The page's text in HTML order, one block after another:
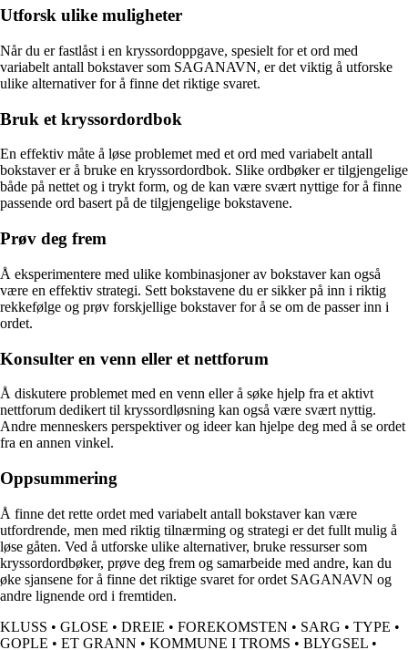
Utforsk ulike muligheter
Når du er fastlåst i en kryssordoppgave, spesielt for et ord med
variabelt antall bokstaver som SAGANAVN, er det viktig å utforske
ulike alternativer for å finne det riktige svaret.
Bruk et kryssordordbok
En effektiv måte å løse problemet med et ord med variabelt antall
bokstaver er å bruke en kryssordordbok. Slike ordbøker er tilgjengelige
både på nettet og i trykt form, og de kan være svært nyttige for å finne
passende ord basert på de tilgjengelige bokstavene.
Prøv deg frem
Å eksperimentere med ulike kombinasjoner av bokstaver kan også
være en effektiv strategi. Sett bokstavene du er sikker på inn i riktig
rekkefølge og prøv forskjellige bokstaver for å se om de passer inn i
ordet.
Konsulter en venn eller et nettforum
Å diskutere problemet med en venn eller å søke hjelp fra et aktivt
nettforum dedikert til kryssordløsning kan også være svært nyttig.
Andre menneskers perspektiver og ideer kan hjelpe deg med å se ordet
fra en annen vinkel.
Oppsummering
Å finne det rette ordet med variabelt antall bokstaver kan være
utfordrende, men med riktig tilnærming og strategi er det fullt mulig å
løse gåten. Ved å utforske ulike alternativer, bruke ressurser som
kryssordordbøker, prøve deg frem og samarbeide med andre, kan du
øke sjansene for å finne det riktige svaret for ordet SAGANAVN og
andre lignende ord i fremtiden.
KLUSS • GLOSE • DREIE • FOREKOMSTEN • SARG • TYPE •
GOPLE • ET GRANN • KOMMUNE I TROMS • BLYGSEL •